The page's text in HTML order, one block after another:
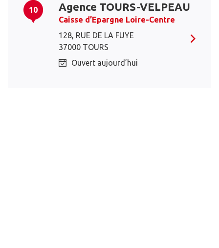
10 Agence TOURS-VELPEAU
Caisse d’Epargne Loire-Centre
128, RUE DE LA FUYE
37000 TOURS
Ouvert aujourd’hui